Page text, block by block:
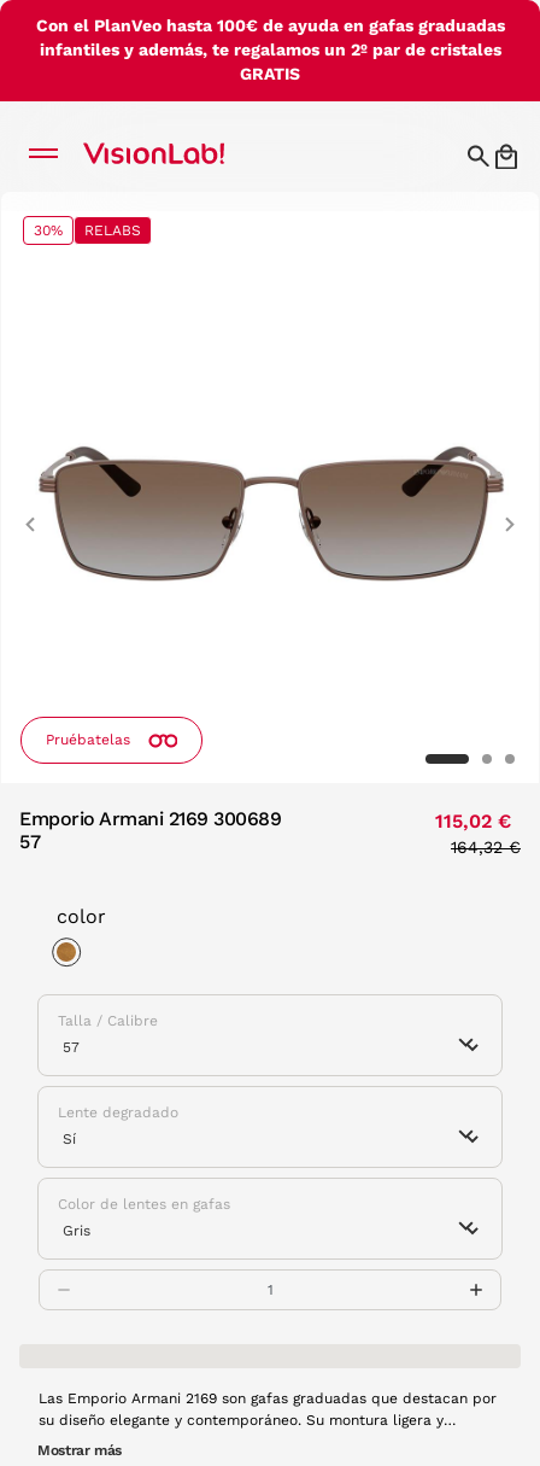
Con el PlanVeo hasta 100€ de ayuda en gafas graduadas
infantiles y además, te regalamos un 2º par de cristales
GRATIS
30% RELABS
Pruébatelas
Previous
Emporio Armani 2169 300689
57
115,02 €
Price
164,32 €
color
Talla / Calibre
Lente degradado
Color de lentes en gafas
Las Emporio Armani 2169 son gafas graduadas que destacan por
su diseño elegante y contemporáneo. Su montura ligera y
cómoda se adapta perfectamente al rostro, mientras que los
Mostrar más